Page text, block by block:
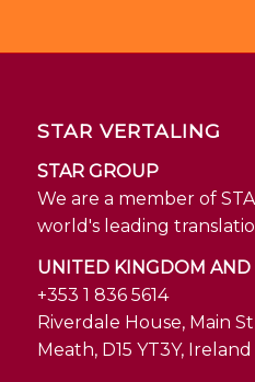
STAR VERTALING
STAR GROUP
We are a member of
world's leading
UNITED KINGDOM AND
+353 1 836 5614
Riverdale House, Main
Meath, D15 YT3Y, Ireland